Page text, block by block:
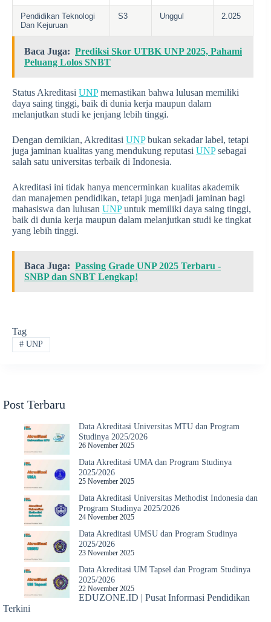
Pendidikan Teknologi
Dan Kejuruan
S3 Unggul 2.025
Baca Juga: Prediksi Skor UTBK UNP 2025, Pahami
Peluang Lolos SNBT
Status Akreditasi UNPmemastikan bahwa lulusan memiliki
daya saing tinggi, baik di dunia kerja maupun dalam
melanjutkan studi ke jenjang lebih tinggi.
Dengan demikian, Akreditasi UNPbukan sekadar label, tetapi
juga jaminan kualitas yang mendukung reputasi UNPsebagai
salah satu universitas terbaik di Indonesia.
Akreditasi ini tidak hanya mencerminkan kualitas akademik
dan manajemen pendidikan, tetapi juga menjadi jaminan bagi
mahasiswa dan lulusan UNPuntuk memiliki daya saing tinggi,
baik di dunia kerja maupun dalam melanjutkan studi ke tingkat
yang lebih tinggi.
Baca Juga: Passing Grade UNP 2025 Terbaru -
SNBP dan SNBT Lengkap!
Tag
#UNP
Post Terbaru
Data Akreditasi Universitas MTU dan Program
Studinya 2025/2026
26 November 2025
Data Akreditasi UMA dan Program Studinya
2025/2026
25 November 2025
Data Akreditasi Universitas Methodist Indonesia dan
Program Studinya 2025/2026
24 November 2025
Data Akreditasi UMSU dan Program Studinya
2025/2026
23 November 2025
Data Akreditasi UM Tapsel dan Program Studinya
2025/2026
22 November 2025
EDUZONE.ID | Pusat Informasi Pendidikan
Terkini